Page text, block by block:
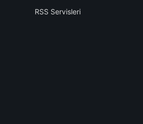
RSS Servisleri